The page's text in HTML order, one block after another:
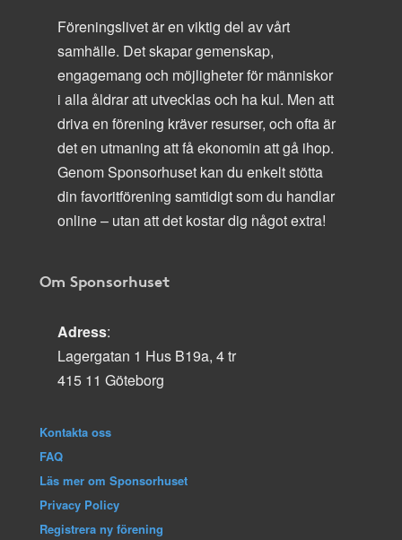
Föreningslivet är en viktig del av vårt
samhälle. Det skapar gemenskap,
engagemang och möjligheter för människor
i alla åldrar att utvecklas och ha kul. Men att
driva en förening kräver resurser, och ofta är
det en utmaning att få ekonomin att gå ihop.
Genom Sponsorhuset kan du enkelt stötta
din favoritförening samtidigt som du handlar
online – utan att det kostar dig något extra!
Om Sponsorhuset
Adress:
Lagergatan 1 Hus B19a, 4 tr
415 11 Göteborg
Kontakta oss
FAQ
Läs mer om Sponsorhuset
Privacy Policy
Registrera ny förening